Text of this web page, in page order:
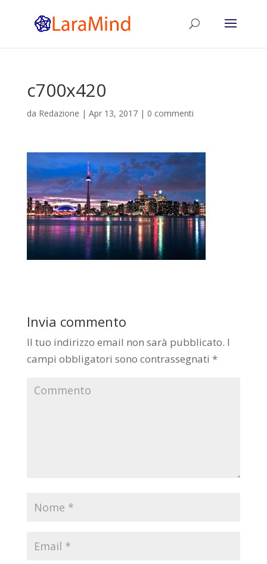
c700x420
da Redazione | Apr 13, 2017| 0 commenti
Invia commento
Il tuo indirizzo email non sarà pubblicato. I
campi obbligatori sono contrassegnati *